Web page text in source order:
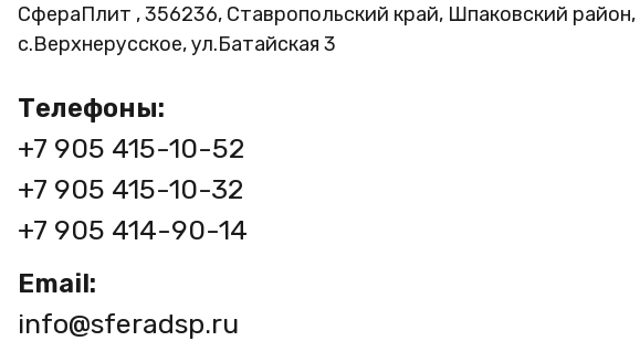
СфераПлит , 356236, Ставропольский край, Шпаковский район,
с.Верхнерусское, ул.Батайская 3
Телефоны:
+7 905 415-10-52
+7 905 415-10-32
+7 905 414-90-14
Email:
info@sferadsp.ru